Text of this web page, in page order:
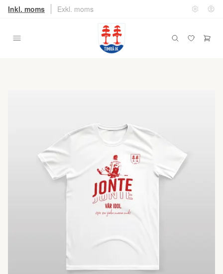
Inkl. moms Exkl. moms